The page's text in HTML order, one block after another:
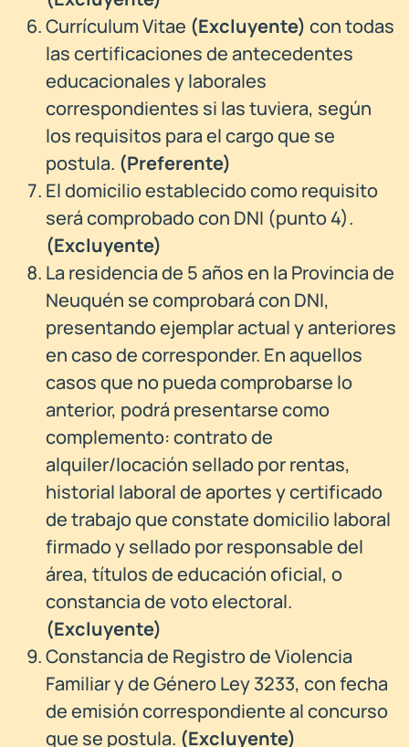
Currículum Vitae (Excluyente) con todas
las certificaciones de antecedentes
educacionales y laborales
correspondientes si las tuviera, según
los requisitos para el cargo que se
postula. (Preferente)
El domicilio establecido como requisito
será comprobado con DNI (punto 4).
(Excluyente)
La residencia de 5 años en la Provincia de
Neuquén se comprobará con DNI,
presentando ejemplar actual y anteriores
en caso de corresponder. En aquellos
casos que no pueda comprobarse lo
anterior, podrá presentarse como
complemento: contrato de
alquiler/locación sellado por rentas,
historial laboral de aportes y certificado
de trabajo que constate domicilio laboral
firmado y sellado por responsable del
área, títulos de educación oficial, o
constancia de voto electoral.
(Excluyente)
Constancia de Registro de Violencia
Familiar y de Género Ley 3233, con fecha
de emisión correspondiente al concurso
que se postula. (Excluyente)